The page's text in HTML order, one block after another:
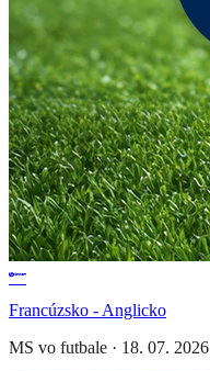
Francúzsko - Anglicko
MS vo futbale · 18. 07. 2026